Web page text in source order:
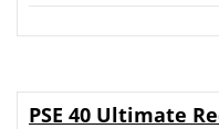
PSE 40 Ultimate